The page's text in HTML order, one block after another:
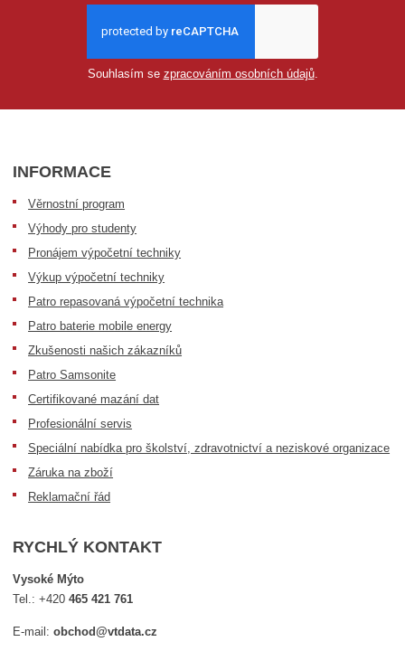
Souhlasím se zpracováním osobních údajů.
INFORMACE
Věrnostní program
Výhody pro studenty
Pronájem výpočetní techniky
Výkup výpočetní techniky
Patro repasovaná výpočetní technika
Patro baterie mobile energy
Zkušenosti našich zákazníků
Patro Samsonite
Certifikované mazání dat
Profesionální servis
Speciální nabídka pro školství, zdravotnictví a neziskové organizace
Záruka na zboží
Reklamační řád
RYCHLÝ KONTAKT
Vysoké Mýto
Tel.:+420465 421 761
E-mail:obchod@vtdata.cz